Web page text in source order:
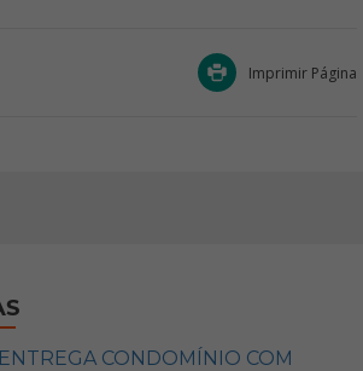
Imprimir Página
CONDOMÍNIO COM